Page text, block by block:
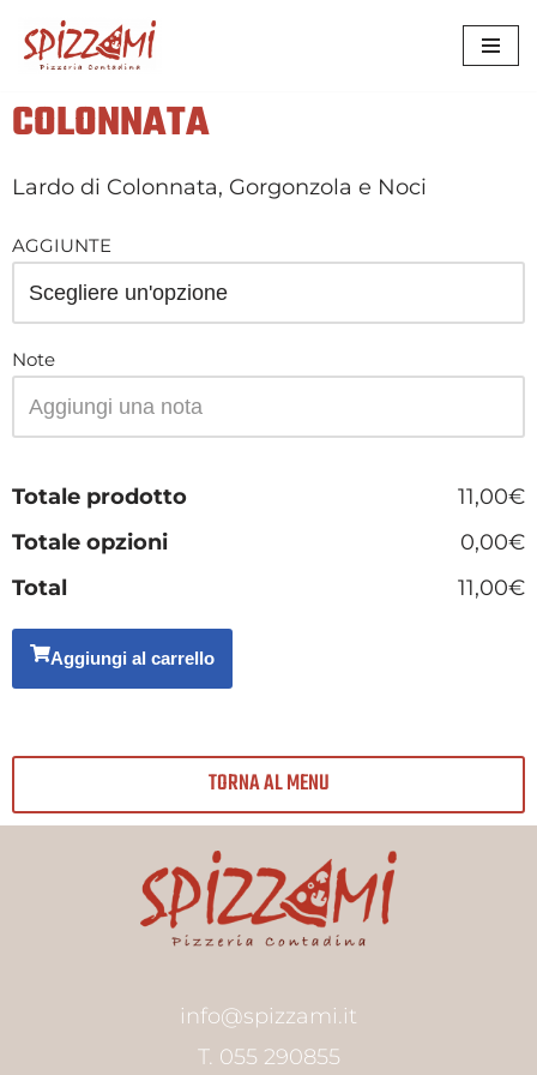
VAI
AL
CONTENUTO
COLONNATA
Lardo di Colonnata, Gorgonzola e Noci
AGGIUNTE
Note
Totale prodotto
11,00€
Totale opzioni
0,00€
Total
11,00€
Aggiungi al carrello
TORNA AL MENU
info@spizzami.it
T. 055 290855